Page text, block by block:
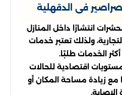
فى الدقهلية
انتشارًا داخل المنازل
ولذلك تعتبر خدمات
الخدمات طلبًا.
اقتصادية للحالات
مع زيادة مساحة المكان أو